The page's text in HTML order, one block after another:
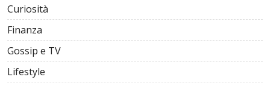
Curiosità
Finanza
Gossip e TV
Lifestyle